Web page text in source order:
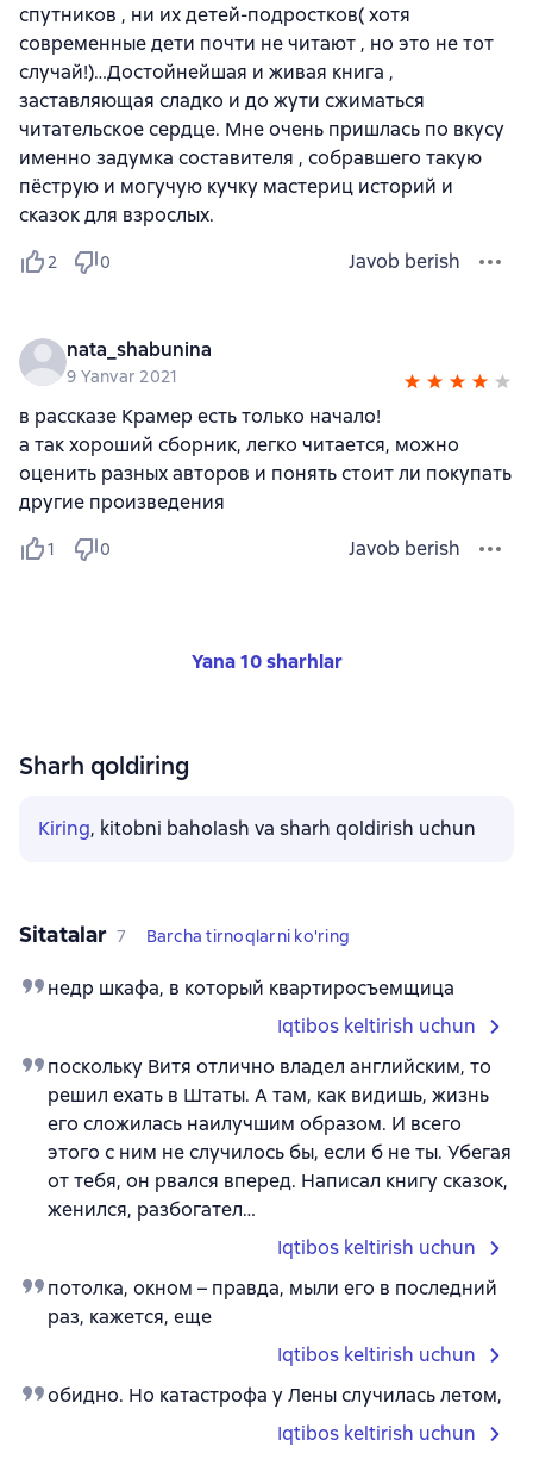
спутников , ни их детей-подростков( хотя
современные дети почти не читают , но это не тот
случай!)…Достойнейшая и живая книга ,
заставляющая сладко и до жути сжиматься
читательское сердце. Мне очень пришлась по вкусу
именно задумка составителя , собравшего такую
пёструю и могучую кучку мастериц историй и
сказок для взрослых.
2 0 Javob berish
nata_shabunina
9 Yanvar 2021
в рассказе Крамер есть только начало!
а так хороший сборник, легко читается, можно
оценить разных авторов и понять стоит ли покупать
другие произведения
1 0 Javob berish
Yana 10 sharhlar
Sharh qoldiring
Kiring, kitobni baholash va sharh qoldirish uchun
Sitatalar 7 Barcha tirnoqlarni ko'ring
недр шкафа, в который квартиросъемщица
Iqtibos keltirish uchun
поскольку Витя отлично владел английским, то
решил ехать в Штаты. А там, как видишь, жизнь
его сложилась наилучшим образом. И всего
этого с ним не случилось бы, если б не ты. Убегая
от тебя, он рвался вперед. Написал книгу сказок,
женился, разбогател…
Iqtibos keltirish uchun
потолка, окном – правда, мыли его в последний
раз, кажется, еще
Iqtibos keltirish uchun
обидно. Но катастрофа у Лены случилась летом,
Iqtibos keltirish uchun